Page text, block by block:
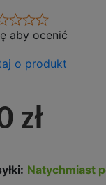
aby ocenić
o produkt
zł
Natychmiast